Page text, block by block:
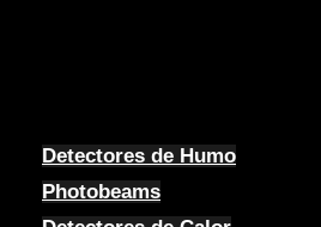
Detectores de Humo
Photobeams